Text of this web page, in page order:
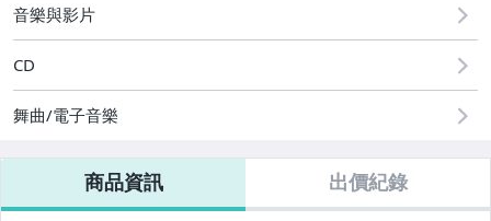
音樂與影片
CD
舞曲/電子音樂
商品資訊 出價紀錄